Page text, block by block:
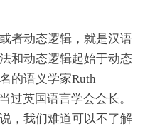
动态逻辑，就是汉语
和动态逻辑起始于动态
的语义学家Ruth
过英国语言学会会长。
，我们难道可以不了解